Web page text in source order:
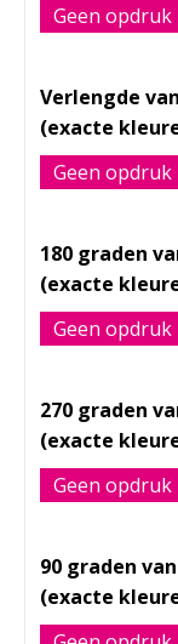
Geen opdruk
Verlengde
Geen opdruk
180 graden
Geen opdruk
270 graden
Geen opdruk
90 graden